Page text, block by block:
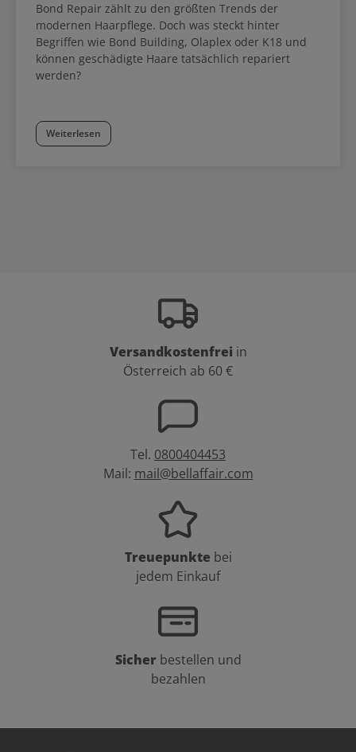
Bond Repair zählt zu den größten Trends der
modernen Haarpflege. Doch was steckt hinter
Begriffen wie Bond Building, Olaplex oder K18 und
können geschädigte Haare tatsächlich repariert
werden?
Weiterlesen
Versandkostenfrei in
Österreich ab 60 €
Tel. 0800404453
Mail: mail@bellaffair.com
Treuepunkte bei
jedem Einkauf
Sicher bestellen und
bezahlen